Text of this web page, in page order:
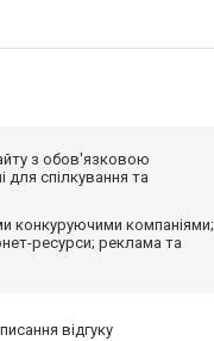
з обов'язковою
спілкування та
конкуруючими компаніями;
ресурси; реклама та
відгуку